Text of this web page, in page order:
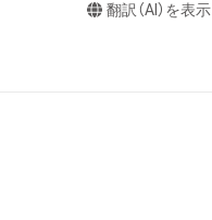
これに限定されません。）を
購入者、売却者、保有、その
翻訳（AI）を表示